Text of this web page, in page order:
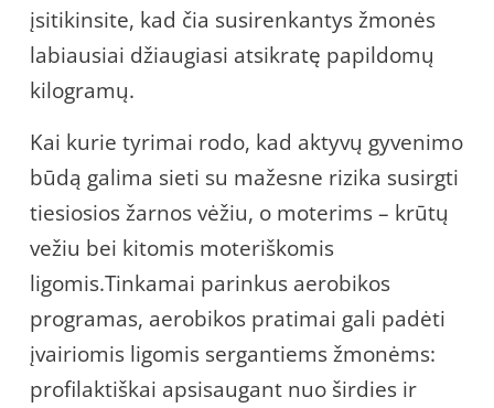
įsitikinsite, kad čia susirenkantys žmonės
labiausiai džiaugiasi atsikratę papildomų
kilogramų.
Kai kurie tyrimai rodo, kad aktyvų gyvenimo
būdą galima sieti su mažesne rizika susirgti
tiesiosios žarnos vėžiu, o moterims – krūtų
vežiu bei kitomis moteriškomis
ligomis.Tinkamai parinkus aerobikos
programas, aerobikos pratimai gali padėti
įvairiomis ligomis sergantiems žmonėms:
profilaktiškai apsisaugant nuo širdies ir